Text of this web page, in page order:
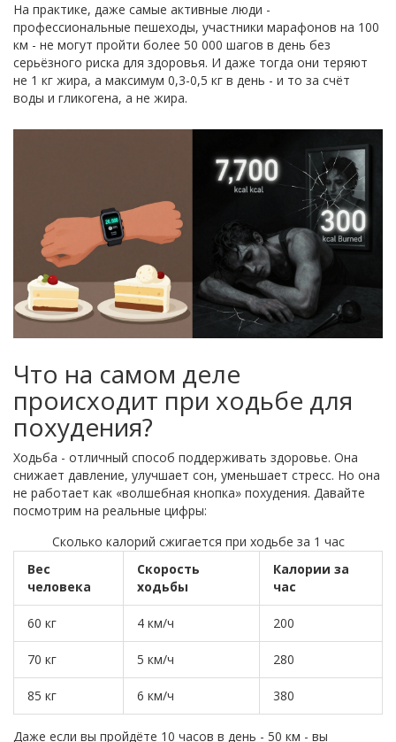
На практике, даже самые активные люди -
профессиональные пешеходы, участники марафонов на 100
км - не могут пройти более 50 000 шагов в день без
серьёзного риска для здоровья. И даже тогда они теряют
не 1 кг жира, а максимум 0,3-0,5 кг в день - и то за счёт
воды и гликогена, а не жира.
Что на самом деле
происходит при ходьбе для
похудения?
Ходьба - отличный способ поддерживать здоровье. Она
снижает давление, улучшает сон, уменьшает стресс. Но она
не работает как «волшебная кнопка» похудения. Давайте
посмотрим на реальные цифры:
Сколько калорий сжигается при ходьбе за 1 час
Вес
человека
Скорость
ходьбы
Калории за
час
60 кг 4 км/ч 200
70 кг 5 км/ч 280
85 кг 6 км/ч 380
Даже если вы пройдёте 10 часов в день - 50 км - вы